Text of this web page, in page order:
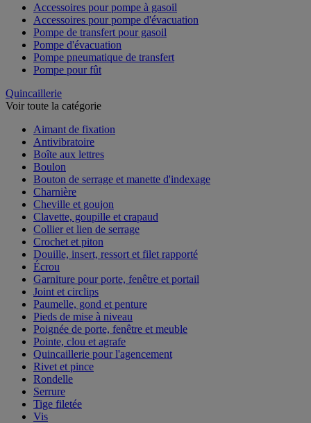
Accessoires pour pompe à gasoil
Accessoires pour pompe d'évacuation
Pompe de transfert pour gasoil
Pompe d'évacuation
Pompe pneumatique de transfert
Pompe pour fût
Quincaillerie
Voir toute la catégorie
Aimant de fixation
Antivibratoire
Boîte aux lettres
Boulon
Bouton de serrage et manette d'indexage
Charnière
Cheville et goujon
Clavette, goupille et crapaud
Collier et lien de serrage
Crochet et piton
Douille, insert, ressort et filet rapporté
Écrou
Garniture pour porte, fenêtre et portail
Joint et circlips
Paumelle, gond et penture
Pieds de mise à niveau
Poignée de porte, fenêtre et meuble
Pointe, clou et agrafe
Quincaillerie pour l'agencement
Rivet et pince
Rondelle
Serrure
Tige filetée
Vis